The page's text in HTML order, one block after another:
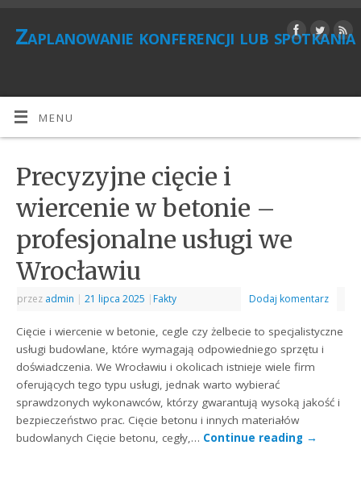
Zaplanowanie konferencji lub spotkania
MENU
Precyzyjne cięcie i
wiercenie w betonie –
profesjonalne usługi we
Wrocławiu
przez admin | 21 lipca 2025 | Fakty Dodaj komentarz
Cięcie i wiercenie w betonie, cegle czy żelbecie to specjalistyczne
usługi budowlane, które wymagają odpowiedniego sprzętu i
doświadczenia. We Wrocławiu i okolicach istnieje wiele firm
oferujących tego typu usługi, jednak warto wybierać
sprawdzonych wykonawców, którzy gwarantują wysoką jakość i
bezpieczeństwo prac. Cięcie betonu i innych materiałów
budowlanych Cięcie betonu, cegły,… Continue reading →